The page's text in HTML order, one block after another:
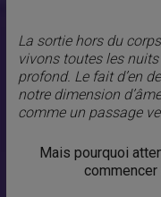
La sortie hors du
vivons toutes les
profond. Le fait d’en
notre dimension
comme un passage
Mais pourquoi